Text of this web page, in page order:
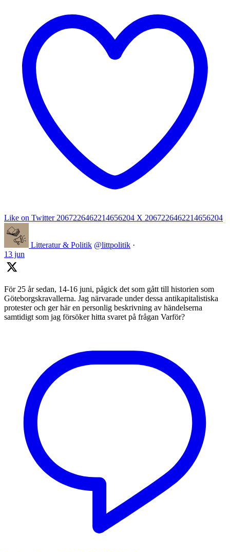
Like on Twitter 2067226462214656204 X 2067226462214656204
Litteratur & Politik @littpolitik ·
13 jun
För 25 år sedan, 14-16 juni, pågick det som gått till historien som
Göteborgskravallerna. Jag närvarade under dessa antikapitalistiska
protester och ger här en personlig beskrivning av händelserna
samtidigt som jag försöker hitta svaret på frågan Varför?